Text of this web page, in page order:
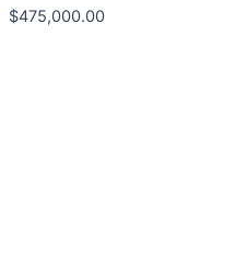
$475,000.00